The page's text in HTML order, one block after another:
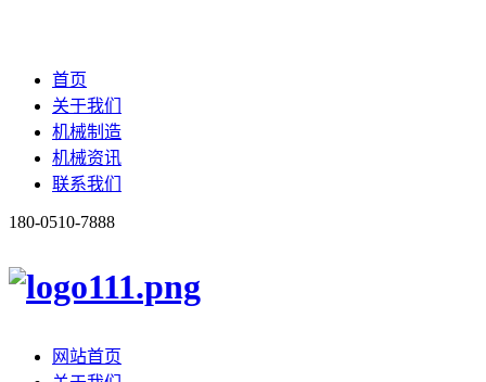
首页
关于我们
机械制造
机械资讯
联系我们
180-0510-7888
网站首页